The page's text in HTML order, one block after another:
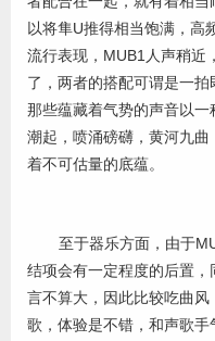
以将隼U推得相当饱满，高
流行表现，MUB1人声稍近
了，两者的搭配可谓是一
那些蕴藏着气势的声音以
潮起，喷涌磅礴，黄河九
着不可估量的底蕴。
至于器乐方面，由于
结项会有一定程度的后置
言不算大，因此比较吃曲
歌，体验是不错，和声歌